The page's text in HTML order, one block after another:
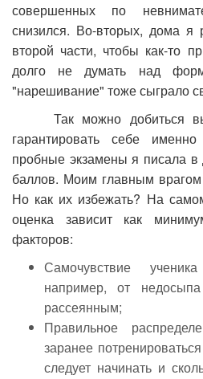
совершенных по
снизился. Во-вторых, дома я
второй части, чтобы как-то
долго не думать над
"нарешивание" тоже сыграло
Так можно добиться
гарантировать себе
пробные экзамены я писала в
баллов. Моим главным
Но как их избежать? На
оценка зависит как
факторов:
Самочувствие
например, от
рассеянным;
Правильное
заранее
следует начинать и